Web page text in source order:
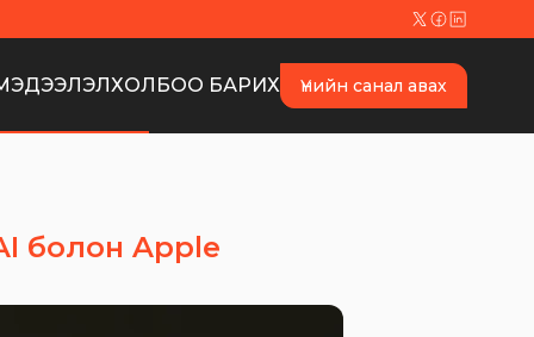
ХОЛБОО БАРИХ Үнийн санал авах
болон Apple